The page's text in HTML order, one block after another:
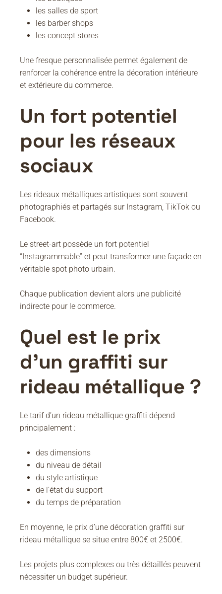
les salles de sport
les barber shops
les concept stores
Une fresque personnalisée permet également de
renforcer la cohérence entre la décoration intérieure
et extérieure du commerce.
Un fort potentiel
pour les réseaux
sociaux
Les rideaux métalliques artistiques sont souvent
photographiés et partagés sur Instagram, TikTok ou
Facebook.
Le street-art possède un fort potentiel
“Instagrammable” et peut transformer une façade en
véritable spot photo urbain.
Chaque publication devient alors une publicité
indirecte pour le commerce.
Quel est le prix
d’un graffiti sur
rideau métallique ?
Le tarif d’un rideau métallique graffiti dépend
principalement :
des dimensions
du niveau de détail
du style artistique
de l’état du support
du temps de préparation
En moyenne, le prix d’une décoration graffiti sur
rideau métallique se situe entre 800€ et 2500€.
Les projets plus complexes ou très détaillés peuvent
nécessiter un budget supérieur.